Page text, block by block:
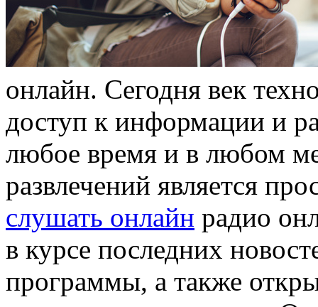
онлайн. Сегодня век
доступ к информации и
любое время и в любом
развлечений является
слушать онлайн радио
в курсе последних
программы, а также